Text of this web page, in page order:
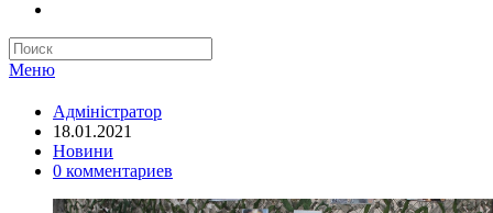
Меню
Адміністратор
18.01.2021
Новини
0 комментариев